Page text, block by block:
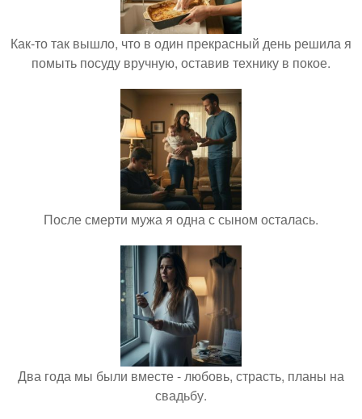
Как-то так вышло, что в один прекрасный день решила я
помыть посуду вручную, оставив технику в покое.
После смерти мужа я одна с сыном осталась.
Два года мы были вместе - любовь, страсть, планы на
свадьбу.